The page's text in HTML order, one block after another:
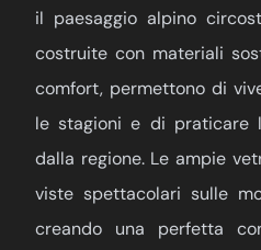
il paesaggio alpino
costruite con materiali
comfort, permettono di
le stagioni e di praticare
dalla regione. Le ampie
viste spettacolari sulle
creando una perfetta